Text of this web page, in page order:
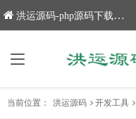
洪运源码-php源码下载,网站源码,网站源码下载
当前位置： 洪运源码 开发工具